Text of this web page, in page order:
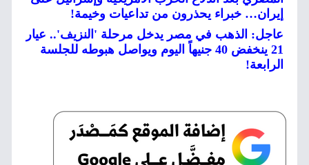
إيران… خبراء يحذرون من تداعيات وخيمة!
عاجل: الذهب في مصر يدخل مرحلة 'النزيف'.. عيار
21 ينخفض 40 جنيهاً اليوم ويواصل هبوطه للجلسة
الرابعة!